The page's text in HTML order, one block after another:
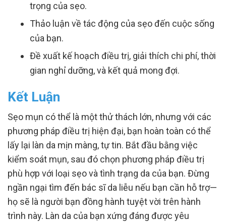
trọng của sẹo.
Thảo luận về tác động của sẹo đến cuộc sống
của bạn.
Đề xuất kế hoạch điều trị, giải thích chi phí, thời
gian nghỉ dưỡng, và kết quả mong đợi.
Kết Luận
Sẹo mụn có thể là một thử thách lớn, nhưng với các
phương pháp điều trị hiện đại, bạn hoàn toàn có thể
lấy lại làn da mịn màng, tự tin. Bắt đầu bằng việc
kiểm soát mụn, sau đó chọn phương pháp điều trị
phù hợp với loại sẹo và tình trạng da của bạn. Đừng
ngần ngại tìm đến bác sĩ da liễu nếu bạn cần hỗ trợ—
họ sẽ là người bạn đồng hành tuyệt vời trên hành
trình này. Làn da của bạn xứng đáng được yêu